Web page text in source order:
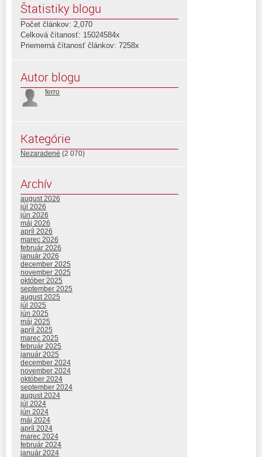
Štatistiky blogu
Počet článkov: 2,070
Celková čítanosť: 15024584x
Priemerná čítanosť článkov: 7258x
Autor blogu
ferro
Kategórie
Nezaradené (2 070)
Archív
august 2026
júl 2026
jún 2026
máj 2026
apríl 2026
marec 2026
február 2026
január 2026
december 2025
november 2025
október 2025
september 2025
august 2025
júl 2025
jún 2025
máj 2025
apríl 2025
marec 2025
február 2025
január 2025
december 2024
november 2024
október 2024
september 2024
august 2024
júl 2024
jún 2024
máj 2024
apríl 2024
marec 2024
február 2024
január 2024